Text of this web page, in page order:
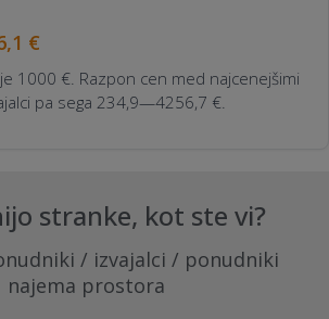
€
1000 €. Razpon cen med najcenejšimi
pa sega 234,9—4256,7 €.
stranke, kot ste vi?
/ izvajalci / ponudniki
najema prostora